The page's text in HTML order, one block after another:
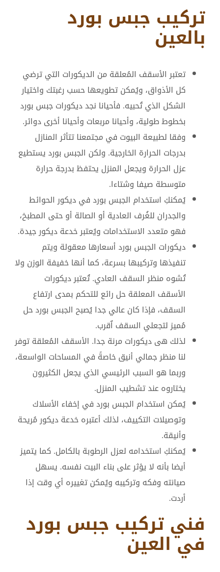
تركيب جبس بورد
بالعين
تعتبر الأسقف المُعلقة من الديكورات التي ترضي
كل الأذواق، ويُمكن تطويعها حسب رغبتك واختيار
الشكل الذي تُحبيه. فأحيانا نجد ديكورات جبس بورد
بخطوط طولية، وأحيانا مربعات وأحيانا أخرى دوائر.
وفقا لطبيعة البيوت في مجتمعنا تتأثر المنازل
بدرجات الحرارة الخارجية. ولكن الجبس بورد يستطيع
عزل الحرارة ويجعل المنزل يحتفظ بدرجة حرارة
متوسطة صيفا وشتاءا.
يُمكنكِ استخدام الجبس بورد في ديكور الحوائط
والجدران للغُرف العادية أو الصالة أو حتى المطبخ،
فهو متعدد الاستخدامات ويُعتبر خدعة ديكور جيدة.
ديكورات الجبس بورد أسعارها معقولة ويتم
تنفيذها وتركيبها بسرعة، كما أنها خفيفة الوزن ولا
تُشوه منظر السقف العادي. تُعتبر ديكورات
الأسقف المعلقة حل رائع للتحكم بمدى ارتفاع
السقف، فإذا كان عالي جدا يُصبح الجبس بورد حل
مُميز لتجعلي السقف اٌقرب.
لذلك هى ديكورات مرنة جدا. الأسقف المُعلقة توفر
لنا منظر جمالي أنيق خاصةً في المساحات الواسعة،
وربما هو السبب الرئيسي الذي يجعل الكثيرون
يختاروه عند تشطيب المنزل.
يُمكن استخدام الجبس بورد في إخفاء الأسلاك
وتوصيلات التكييف، لذلك أعتبره خدعة ديكور مُريحة
وأنيقة.
يُمكنكِ استخدامه لعزل الرطوبة بالكامل. كما يتميز
أيضا بأنه لا يؤثر على بناء البيت نفسه. يسهل
صيانته وفكه وتركيبه ويُمكن تغييره أي وقت إذا
أردت.
فني تركيب جبس بورد
في العين